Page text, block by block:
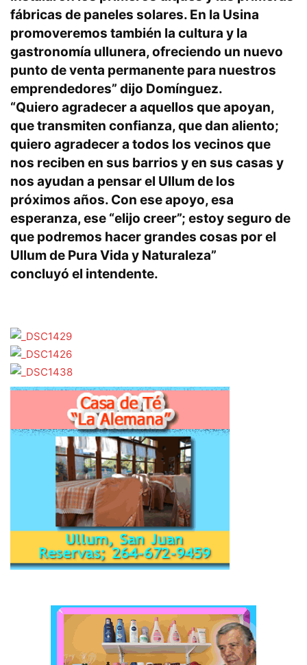
fábricas de paneles solares. En la Usina
promoveremos también la cultura y la
gastronomía ullunera, ofreciendo un nuevo
punto de venta permanente para nuestros
emprendedores” dijo Domínguez.
“Quiero agradecer a aquellos que apoyan,
que transmiten confianza, que dan aliento;
quiero agradecer a todos los vecinos que
nos reciben en sus barrios y en sus casas y
nos ayudan a pensar el Ullum de los
próximos años. Con ese apoyo, esa
esperanza, ese “elijo creer”; estoy seguro de
que podremos hacer grandes cosas por el
Ullum de Pura Vida y Naturaleza”
concluyó el intendente.